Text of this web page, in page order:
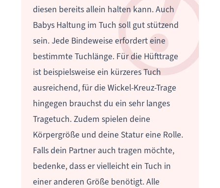
diesen bereits allein halten kann. Auch
Babys Haltung im Tuch soll gut stützend
sein. Jede Bindeweise erfordert eine
bestimmte Tuchlänge. Für die Hüfttrage
ist beispielsweise ein kürzeres Tuch
ausreichend, für die Wickel-Kreuz-Trage
hingegen brauchst du ein sehr langes
Tragetuch. Zudem spielen deine
Körpergröße und deine Statur eine Rolle.
Falls dein Partner auch tragen möchte,
bedenke, dass er vielleicht ein Tuch in
einer anderen Größe benötigt. Alle